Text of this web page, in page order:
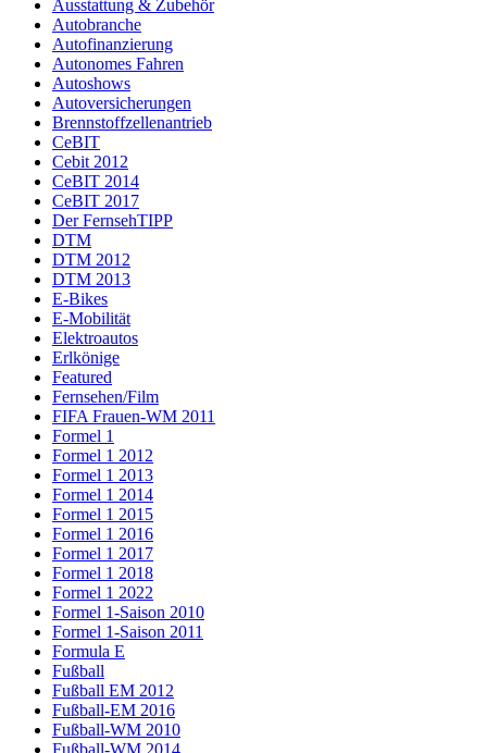
Ausstattung & Zubehör
Autobranche
Autofinanzierung
Autonomes Fahren
Autoshows
Autoversicherungen
Brennstoffzellenantrieb
CeBIT
Cebit 2012
CeBIT 2014
CeBIT 2017
Der FernsehTIPP
DTM
DTM 2012
DTM 2013
E-Bikes
E-Mobilität
Elektroautos
Erlkönige
Featured
Fernsehen/Film
FIFA Frauen-WM 2011
Formel 1
Formel 1 2012
Formel 1 2013
Formel 1 2014
Formel 1 2015
Formel 1 2016
Formel 1 2017
Formel 1 2018
Formel 1 2022
Formel 1-Saison 2010
Formel 1-Saison 2011
Formula E
Fußball
Fußball EM 2012
Fußball-EM 2016
Fußball-WM 2010
Fußball-WM 2014